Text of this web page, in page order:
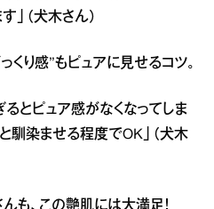
」（犬木さん）
くり感”もピュアに見せるコツ。
るとピュア感がなくなってしま
馴染ませる程度でOK」（犬木
も、この艶肌には大満足！